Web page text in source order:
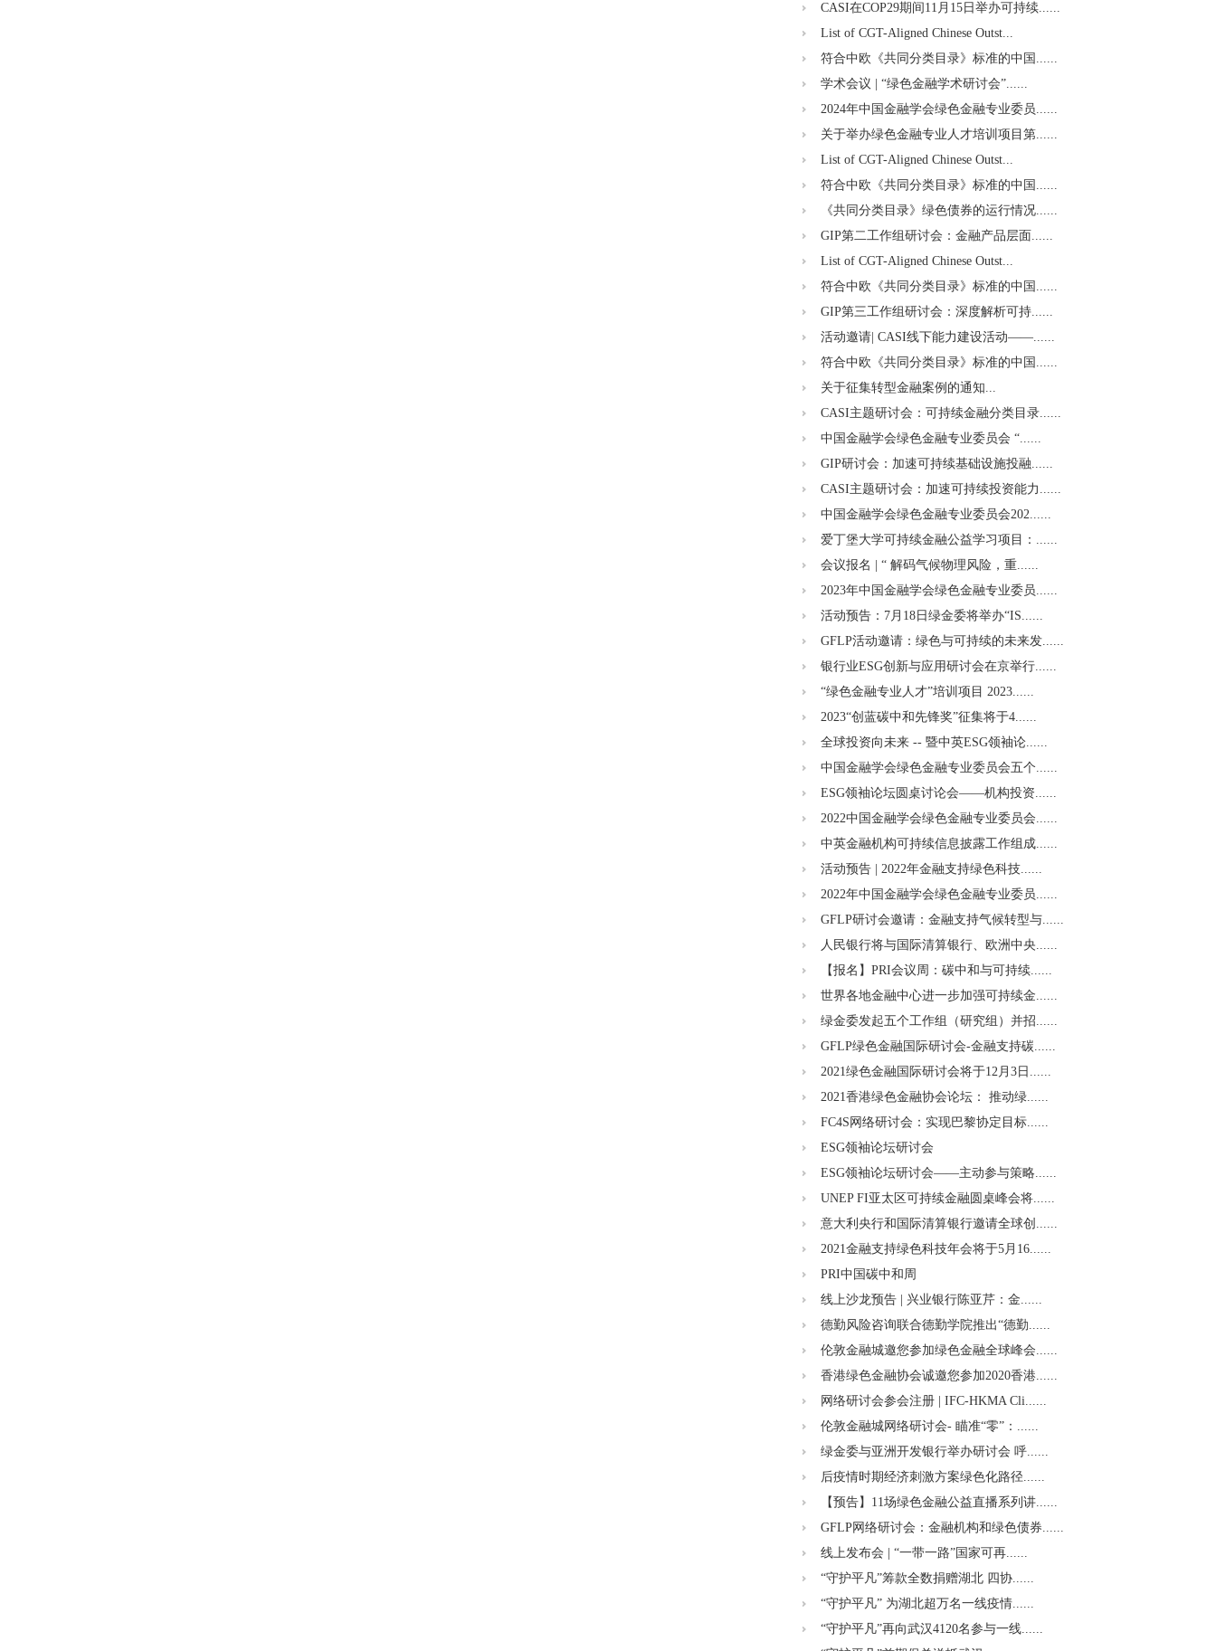
CASI在COP29期间11月15日举办可持续......
List of CGT-Aligned Chinese Outst...
符合中欧《共同分类目录》标准的中国......
学术会议 | “绿色金融学术研讨会”......
2024年中国金融学会绿色金融专业委员......
关于举办绿色金融专业人才培训项目第......
List of CGT-Aligned Chinese Outst...
符合中欧《共同分类目录》标准的中国......
《共同分类目录》绿色债券的运行情况......
GIP第二工作组研讨会：金融产品层面......
List of CGT-Aligned Chinese Outst...
符合中欧《共同分类目录》标准的中国......
GIP第三工作组研讨会：深度解析可持......
活动邀请| CASI线下能力建设活动——......
符合中欧《共同分类目录》标准的中国......
关于征集转型金融案例的通知...
CASI主题研讨会：可持续金融分类目录......
中国金融学会绿色金融专业委员会 “......
GIP研讨会：加速可持续基础设施投融......
CASI主题研讨会：加速可持续投资能力......
中国金融学会绿色金融专业委员会202......
爱丁堡大学可持续金融公益学习项目：......
会议报名 | “ 解码气候物理风险，重......
2023年中国金融学会绿色金融专业委员......
活动预告：7月18日绿金委将举办“IS......
GFLP活动邀请：绿色与可持续的未来发......
银行业ESG创新与应用研讨会在京举行......
“绿色金融专业人才”培训项目 2023......
2023“创蓝碳中和先锋奖”征集将于4......
全球投资向未来 -- 暨中英ESG领袖论......
中国金融学会绿色金融专业委员会五个......
ESG领袖论坛圆桌讨论会——机构投资......
2022中国金融学会绿色金融专业委员会......
中英金融机构可持续信息披露工作组成......
活动预告 | 2022年金融支持绿色科技......
2022年中国金融学会绿色金融专业委员......
GFLP研讨会邀请：金融支持气候转型与......
人民银行将与国际清算银行、欧洲中央......
【报名】PRI会议周：碳中和与可持续......
世界各地金融中心进一步加强可持续金......
绿金委发起五个工作组（研究组）并招......
GFLP绿色金融国际研讨会-金融支持碳......
2021绿色金融国际研讨会将于12月3日......
2021香港绿色金融协会论坛： 推动绿......
​FC4S网络研讨会：实现巴黎协定目标......
ESG领袖论坛研讨会
ESG领袖论坛研讨会——主动参与策略......
UNEP FI亚太区可持续金融圆桌峰会将......
意大利央行和国际清算银行邀请全球创......
2021金融支持绿色科技年会将于5月16......
PRI中国碳中和周
线上沙龙预告 | 兴业银行陈亚芹：金......
德勤风险咨询联合德勤学院推出“德勤......
伦敦金融城邀您参加绿色金融全球峰会......
香港绿色金融协会诚邀您参加2020香港......
网络研讨会参会注册 | IFC-HKMA Cli......
伦敦金融城网络研讨会- 瞄准“零”：......
绿金委与亚洲开发银行举办研讨会 呼......
后疫情时期经济刺激方案绿色化路径......
【预告】11场绿色金融公益直播系列讲......
GFLP网络研讨会：金融机构和绿色债券......
线上发布会 | “一带一路”国家可再......
“守护平凡”筹款全数捐赠湖北 四协......
“守护平凡” 为湖北超万名一线疫情......
“守护平凡”再向武汉4120名参与一线......